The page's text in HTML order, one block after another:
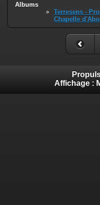
Albums
Terresens -
Chapelle
Affichage :